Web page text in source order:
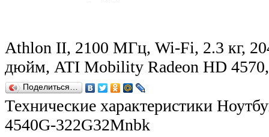
Athlon II, 2100 МГц, Wi-Fi, 2.3 кг,
дюйм, ATI Mobility Radeon HD
Поделиться…
Технические характеристики
4540G-322G32Mnbk